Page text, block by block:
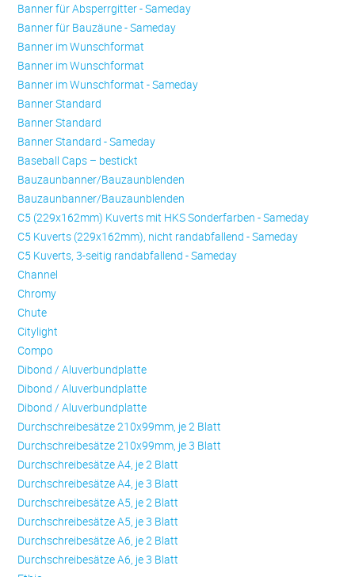
Banner für Absperrgitter - Sameday
Banner für Bauzäune - Sameday
Banner im Wunschformat
Banner im Wunschformat
Banner im Wunschformat - Sameday
Banner Standard
Banner Standard
Banner Standard - Sameday
Baseball Caps – bestickt
Bauzaunbanner/Bauzaunblenden
Bauzaunbanner/Bauzaunblenden
C5 (229x162mm) Kuverts mit HKS Sonderfarben - Sameday
C5 Kuverts (229x162mm), nicht randabfallend - Sameday
C5 Kuverts, 3-seitig randabfallend - Sameday
Channel
Chromy
Chute
Citylight
Compo
Dibond / Aluverbundplatte
Dibond / Aluverbundplatte
Dibond / Aluverbundplatte
Durchschreibesätze 210x99mm, je 2 Blatt
Durchschreibesätze 210x99mm, je 3 Blatt
Durchschreibesätze A4, je 2 Blatt
Durchschreibesätze A4, je 3 Blatt
Durchschreibesätze A5, je 2 Blatt
Durchschreibesätze A5, je 3 Blatt
Durchschreibesätze A6, je 2 Blatt
Durchschreibesätze A6, je 3 Blatt